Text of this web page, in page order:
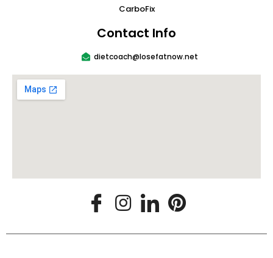
CarboFix
Contact Info
dietcoach@losefatnow.net